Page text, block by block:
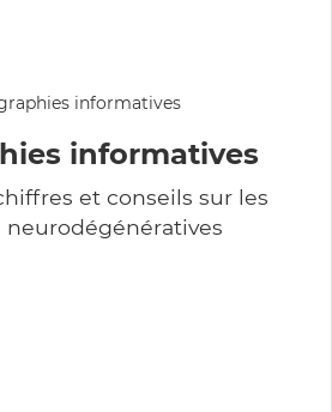
informatives
et conseils sur les
neurodégénératives